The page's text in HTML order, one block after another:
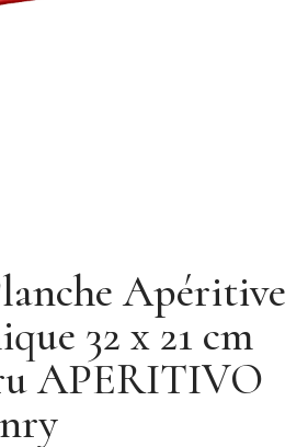
Apéritive
32 x 21 cm
APERITIVO